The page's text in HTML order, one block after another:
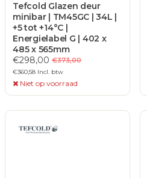
Tefcold Glazen deur
minibar | TM45GC | 34L |
+5 tot +14°C |
Energielabel G | 402 x
485 x 565mm
€298,00 €373,00
€360,58 Incl. btw
Niet op voorraad